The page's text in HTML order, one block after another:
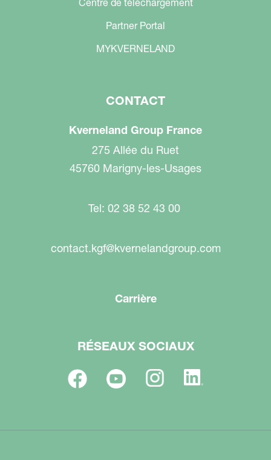
Partner Portal
MYKVERNELAND
CONTACT
Kverneland Group France
275 Allée du Ruet
45760 Marigny-les-Usages
Tel: 02 38 52 43 00
contact.kgf@kvernelandgroup.com
Carrière
RÉSEAUX SOCIAUX